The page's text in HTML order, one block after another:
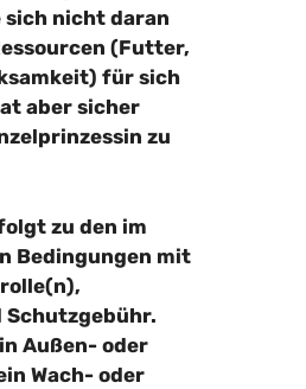
sich nicht daran
(Futter,
für sich
aber sicher
zu
zu den im
Bedingungen mit
Außen- oder
Wach- oder